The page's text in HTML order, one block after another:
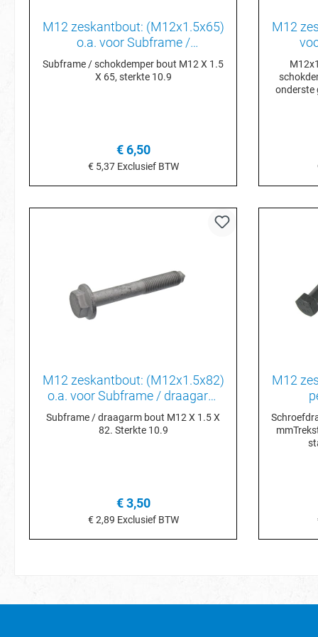
exemplaren.
M12 zeskantbout: (M12x1.5x65)
o.a. voor Subframe /
schokdemper N10209605
Subframe / schokdemper bout M12 X 1.5
X 65, sterkte 10.9
€ 6,50
€ 5,37 Exclusief BTW
M12
onderste
M12 zeskantbout: (M12x1.5x82)
o.a. voor Subframe / draagarm
N90484004
Subframe / draagarm bout M12 X 1.5 X
82. Sterkte 10.9
€ 3,50
€ 2,89 Exclusief BTW
M12